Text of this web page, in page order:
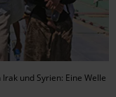
und Syrien: Eine Welle